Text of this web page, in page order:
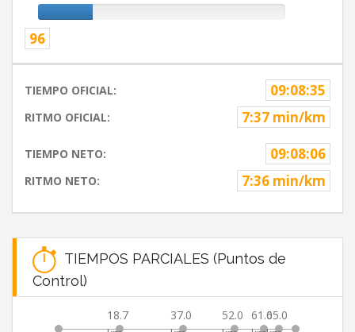
96
TIEMPO OFICIAL: 09:08:35
RITMO OFICIAL: 7:37 min/km
TIEMPO NETO: 09:08:06
RITMO NETO: 7:36 min/km
TIEMPOS PARCIALES (Puntos de
Control)
18.7
37.0
52.0
61.065.0